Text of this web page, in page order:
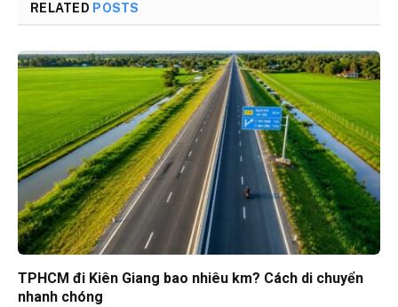
RELATED POSTS
TPHCM đi Kiên Giang bao nhiêu km? Cách di chuyển
nhanh chóng